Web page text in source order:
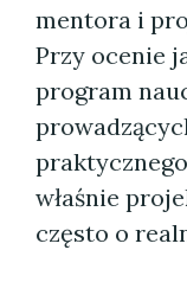
mentora i
Przy ocenie
program
właśnie
często o